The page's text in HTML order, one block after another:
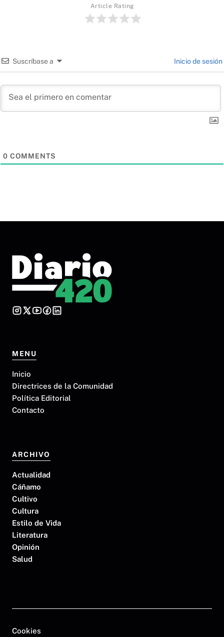
Article Rating
Suscríbase a Inicio de sesión
0 COMMENTS
MENU
Inicio
Directrices de la Comunidad
Política Editorial
Contacto
ARCHIVO
Actualidad
Cáñamo
Cultivo
Cultura
Estilo de Vida
Literatura
Opinión
Salud
Cookies